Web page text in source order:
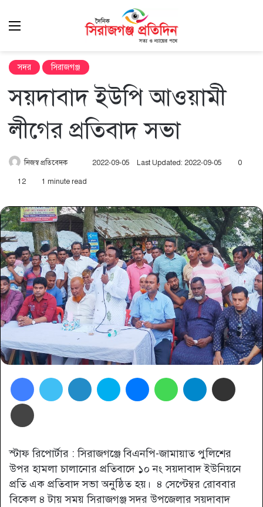
Menu
সদর সিরাজগঞ্জ
সয়দাবাদ ইউপি আওয়ামী
লীগের প্রতিবাদ সভা
নিজস্ব প্রতিবেদক
Send2022-09-05 Last Updated: 2022-09-05 0
12 1 minute read
Facebook
Twitter LinkedInSkype MessengerWhatsAppTelegram
প্রিন্ট
স্টাফ রিপোর্টার : সিরাজগঞ্জে বিএনপি-জামায়াত পুলিশের
উপর হামলা চালানোর প্রতিবাদে ১০ নং সয়দাবাদ ইউনিয়নে
প্রতি এক প্রতিবাদ সভা অনুষ্ঠিত হয়। ৪ সেপ্টেম্বর রোববার
বিকেল ৪ টায় সময় সিরাজগঞ্জ সদর উপজেলার সয়দাবাদ